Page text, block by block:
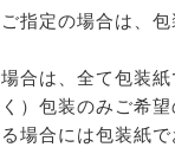
指定の場合は、包
合は、全て包装紙
）包装のみご希
場合には包装紙で